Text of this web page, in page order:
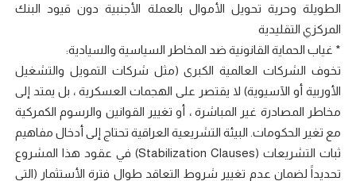
الطويلة وحرية تحويل الأموال بالعملة الأجنبية دون قيود البنك
المركزي التقليدية
* غياب الحماية القانونية ضد المخاطر السياسية والسيادية:
تخوف الشركات العالمية الكبرى (مثل شركات التمويل والتشغيل
الأوربية أو الآسيوية) لا يقتصر على الهجمات العسكرية ، بل يمتد إلى
مخاطر المصادرة غير المباشرة ، أو تغيير القوانين والرسوم الكمركية
مع تغير الحكومات. البيئة التشريعية العراقية تحتاج إلى أدخال مفاهيم
ثبات التشريعات (Stabilization Clauses) في عقود هذا المشروع
تحديداََ لضمان عدم تغيير شروط التعاقد طوال فترة الأستثمار (التي